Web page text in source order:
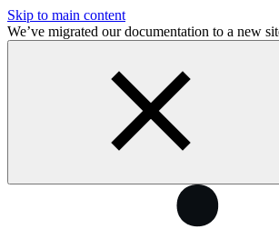
Skip to main content
We’ve migrated our documentation to a new